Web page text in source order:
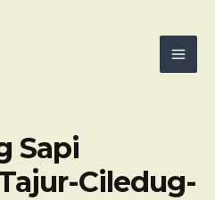
Sapi
Ciledug-